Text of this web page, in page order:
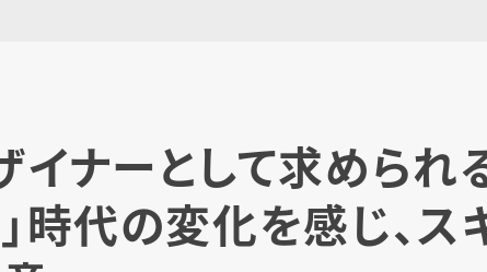
イナーとして求められ
時代の変化を感じ、ス